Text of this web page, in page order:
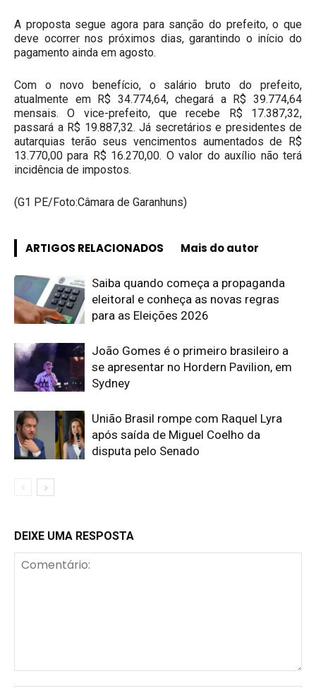
A proposta segue agora para sanção do prefeito, o que
deve ocorrer nos próximos dias, garantindo o início do
pagamento ainda em agosto.
Com o novo benefício, o salário bruto do prefeito,
atualmente em R$ 34.774,64, chegará a R$ 39.774,64
mensais. O vice-prefeito, que recebe R$ 17.387,32,
passará a R$ 19.887,32. Já secretários e presidentes de
autarquias terão seus vencimentos aumentados de R$
13.770,00 para R$ 16.270,00. O valor do auxílio não terá
incidência de impostos.
(G1 PE/Foto:Câmara de Garanhuns)
ARTIGOS RELACIONADOS Mais do autor
Saiba quando começa a propaganda
eleitoral e conheça as novas regras
para as Eleições 2026
João Gomes é o primeiro brasileiro a
se apresentar no Hordern Pavilion, em
Sydney
União Brasil rompe com Raquel Lyra
após saída de Miguel Coelho da
disputa pelo Senado
DEIXE UMA RESPOSTA